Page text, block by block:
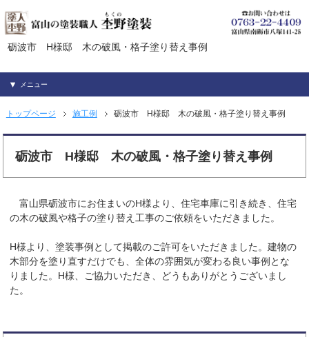
砺波市 H様邸 木の破風・格子塗り替え事例
メニュー
トップページ 施工例 砺波市 H様邸 木の破風・格子塗り替え事例
砺波市 H様邸 木の破風・格子塗り替え事例
富山県砺波市にお住まいのH様より、住宅車庫に引き続き、住宅
の木の破風や格子の塗り替え工事のご依頼をいただきました。
H様より、塗装事例として掲載のご許可をいただきました。建物の
木部分を塗り直すだけでも、全体の雰囲気が変わる良い事例とな
りました。H様、ご協力いただき、どうもありがとうございまし
た。